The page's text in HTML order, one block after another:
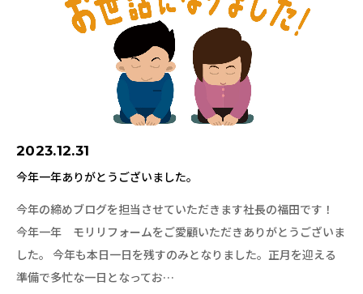
2023.12.31
今年一年ありがとうございました。
今年の締めブログを担当させていただきます社長の福田です！
今年一年 モリリフォームをご愛顧いただきありがとうございま
した。 今年も本日一日を残すのみとなりました。正月を迎える
準備で多忙な一日となってお…